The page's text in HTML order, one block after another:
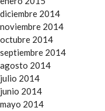
diciembre 2014
noviembre 2014
octubre 2014
septiembre 2014
agosto 2014
julio 2014
junio 2014
mayo 2014